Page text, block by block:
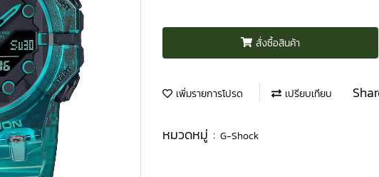
สั่งซื้อสินค้า
เพิ่มรายการโปรด เปรียบเทียบ
หมวดหมู่ : G-Shock